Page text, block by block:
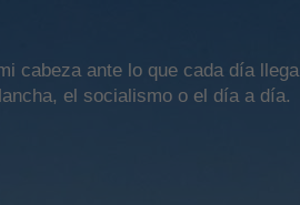
cabeza ante lo que cada día llega
el socialismo o el día a día.